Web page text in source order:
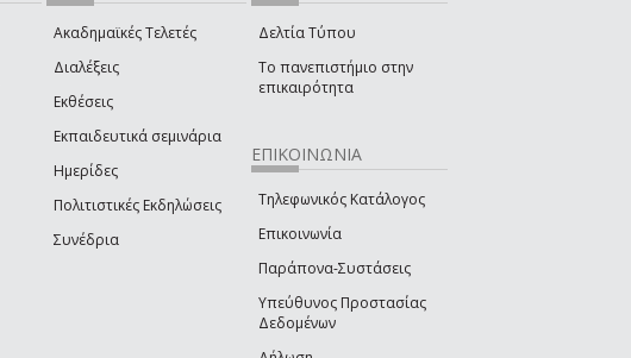
Ακαδημαϊκές Τελετές
Διαλέξεις
Εκθέσεις
Εκπαιδευτικά σεμινάρια
Ημερίδες
Πολιτιστικές Εκδηλώσεις
Συνέδρια
Δελτία Τύπου
Το πανεπιστήμιο στην
επικαιρότητα
ΕΠΙΚΟΙΝΩΝΙΑ
Τηλεφωνικός Κατάλογος
Επικοινωνία
Παράπονα-Συστάσεις
Υπεύθυνος Προστασίας
Δεδομένων